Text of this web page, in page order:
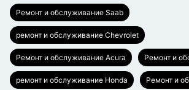
Ремонт и обслуживание Saab
ремонт и обслуживание Chevrolet
Ремонт и обслуживание Acura Ремонт и
ремонт и обслуживание Honda Ремонт и